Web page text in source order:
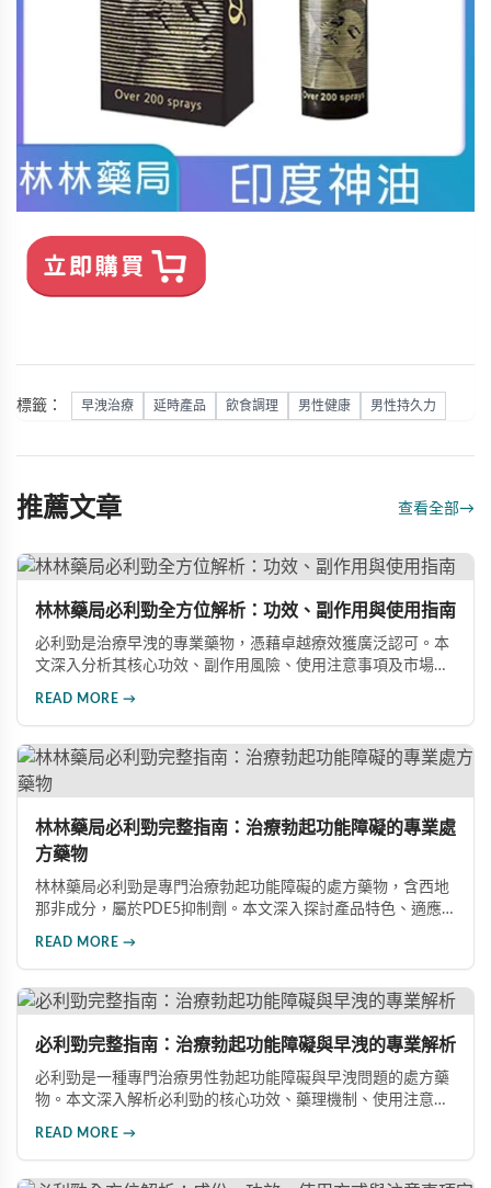
標籤： 早洩治療 延時產品 飲食調理 男性健康 男性持久力
推薦文章 查看全部→
林林藥局必利勁全方位解析：功效、副作用與使用指南
必利勁是治療早洩的專業藥物，憑藉卓越療效獲廣泛認可。本
文深入分析其核心功效、副作用風險、使用注意事項及市場發
READ MORE →
林林藥局必利勁完整指南：治療勃起功能障礙的專業處
方藥物
林林藥局必利勁是專門治療勃起功能障礙的處方藥物，含西地
那非成分，屬於PDE5抑制劑。本文深入探討產品特色、適應
READ MORE →
必利勁完整指南：治療勃起功能障礙與早洩的專業解析
必利勁是一種專門治療男性勃起功能障礙與早洩問題的處方藥
物。本文深入解析必利勁的核心功效、藥理機制、使用注意事
READ MORE →